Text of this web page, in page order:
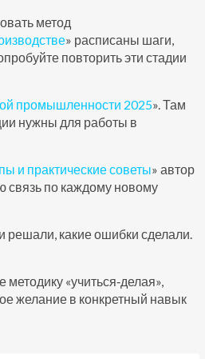
метод
» расписаны шаги,
повторить эти стадии
промышленности 2025». Там
нужны для работы в
и практические советы» автор
связь по каждому новому
решали, какие ошибки сделали.
«учиться‑делая»,
желание в конкретный навык